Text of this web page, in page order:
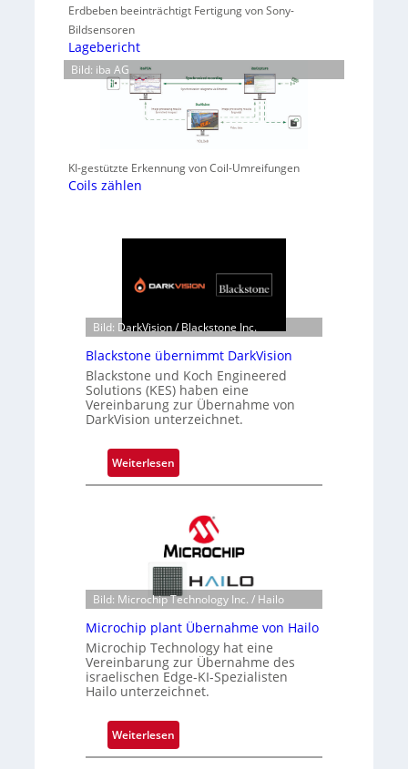
Erdbeben beeinträchtigt Fertigung von Sony-
Bildsensoren
Lagebericht
Bild: iba AG
KI-gestützte Erkennung von Coil-Umreifungen
Coils zählen
Bild: DarkVision / Blackstone Inc.
Blackstone übernimmt DarkVision
Blackstone und Koch Engineered
Solutions (KES) haben eine
Vereinbarung zur Übernahme von
DarkVision unterzeichnet.
Weiterlesen
B
k
s
t
n
e
ü
b
n
Bild: Microchip Technology Inc. / Hailo
Microchip plant Übernahme von Hailo
Microchip Technology hat eine
Vereinbarung zur Übernahme des
israelischen Edge-KI-Spezialisten
Hailo unterzeichnet.
Weiterlesen
M